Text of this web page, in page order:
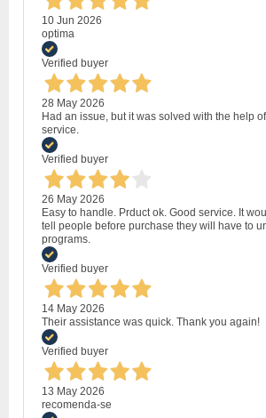
10 Jun 2026
optima
Verified buyer
28 May 2026
Had an issue, but it was solved with the help
service.
Verified buyer
26 May 2026
Easy to handle. Prduct ok. Good service. It
tell people before purchase they will have to
programs.
Verified buyer
14 May 2026
Their assistance was quick. Thank you again!
Verified buyer
13 May 2026
recomenda-se